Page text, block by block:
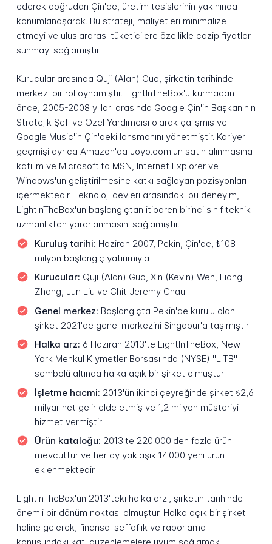
ederek doğrudan Çin'de, üretim tesislerinin yakınında
konumlanaşarak. Bu strateji, maliyetleri minimalize
etmeyi ve uluslararası tüketicilere özellikle cazip fiyatlar
sunmayı sağlamıştır.
Kurucular arasında Quji (Alan) Guo, şirketin tarihinde
merkezi bir rol oynamıştır. LightInTheBox'u kurmadan
önce, 2005-2008 yılları arasında Google Çin'in Başkanının
Stratejik Şefi ve Özel Yardımcısı olarak çalışmış ve
Google Music'in Çin'deki lansmanını yönetmiştir. Kariyer
geçmişi ayrıca Amazon'da Joyo.com'un satın alınmasına
katılım ve Microsoft'ta MSN, Internet Explorer ve
Windows'un geliştirilmesine katkı sağlayan pozisyonları
içermektedir. Teknoloji devleri arasındaki bu deneyim,
LightInTheBox'un başlangıçtan itibaren birinci sınıf teknik
uzmanlıktan yararlanmasını sağlamıştır.
Kuruluş tarihi: Haziran 2007, Pekin, Çin'de, ₺108
milyon başlangıç yatırımıyla
Kurucular: Quji (Alan) Guo, Xin (Kevin) Wen, Liang
Zhang, Jun Liu ve Chit Jeremy Chau
Genel merkez: Başlangıçta Pekin'de kurulu olan
şirket 2021'de genel merkezini Singapur'a taşımıştır
Halka arz: 6 Haziran 2013'te LightInTheBox, New
York Menkul Kıymetler Borsası'nda (NYSE) "LITB"
sembolü altında halka açık bir şirket olmuştur
İşletme hacmi: 2013'ün ikinci çeyreğinde şirket ₺2,6
milyar net gelir elde etmiş ve 1,2 milyon müşteriyi
hizmet vermiştir
Ürün kataloğu: 2013'te 220.000'den fazla ürün
mevcuttur ve her ay yaklaşık 14.000 yeni ürün
eklenmektedir
LightInTheBox'un 2013'teki halka arzı, şirketin tarihinde
önemli bir dönüm noktası olmuştur. Halka açık bir şirket
haline gelerek, finansal şeffaflık ve raporlama